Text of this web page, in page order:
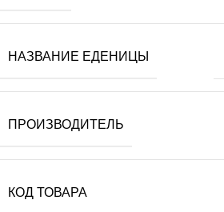
НАЗВАНИЕ ЕДЕНИЦЫ
ПРОИЗВОДИТЕЛЬ
КОД ТОВАРА